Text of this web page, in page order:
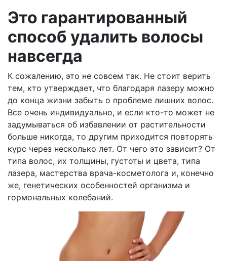
Это гарантированный
способ удалить волосы
навсегда
К сожалению, это не совсем так. Не стоит верить
тем, кто утверждает, что благодаря лазеру можно
до конца жизни забыть о проблеме лишних волос.
Все очень индивидуально, и если кто-то может не
задумываться об избавлении от растительности
больше никогда, то другим приходится повторять
курс через несколько лет. От чего это зависит? От
типа волос, их толщины, густоты и цвета, типа
лазера, мастерства врача-косметолога и, конечно
же, генетических особенностей организма и
гормональных колебаний.